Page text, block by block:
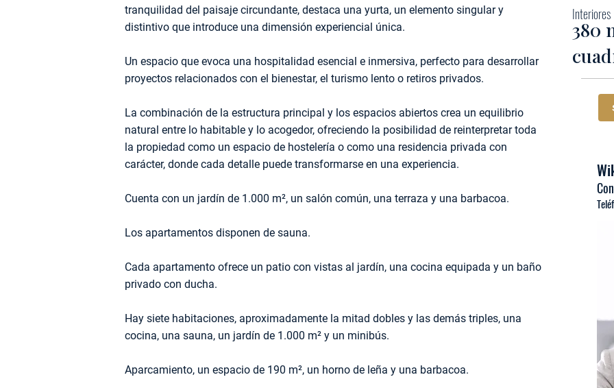
tranquilidad del paisaje circundante, destaca una yurta, un elemento singular y
distintivo que introduce una dimensión experiencial única.
Un espacio que evoca una hospitalidad esencial e inmersiva, perfecto para desarrollar
proyectos relacionados con el bienestar, el turismo lento o retiros privados.
La combinación de la estructura principal y los espacios abiertos crea un equilibrio
natural entre lo habitable y lo acogedor, ofreciendo la posibilidad de reinterpretar toda
la propiedad como un espacio de hostelería o como una residencia privada con
carácter, donde cada detalle puede transformarse en una experiencia.
Cuenta con un jardín de 1.000 m², un salón común, una terraza y una barbacoa.
Los apartamentos disponen de sauna.
Cada apartamento ofrece un patio con vistas al jardín, una cocina equipada y un baño
privado con ducha.
Hay siete habitaciones, aproximadamente la mitad dobles y las demás triples, una
cocina, una sauna, un jardín de 1.000 m² y un minibús.
Aparcamiento, un espacio de 190 m², un horno de leña y una barbacoa.
Interiores
380